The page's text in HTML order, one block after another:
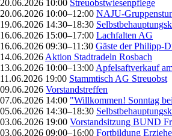
20.06.2026 10:00 Streuobstwiesenpflege
20.06.2026 10:00–12:00 NAJU-
19.06.2026 14:30–18:30
16.06.2026 15:00–17:00 Lachfalten AG
16.06.2026 09:30–11:30 Gäste der Philipp-
14.06.2026 Aktion Stadtradeln Rosbach
13.06.2026 10:00–13:00 Apfelsaftverkauf
11.06.2026 19:00 Stammtisch AG Streuobst
09.06.2026 Vorstandstreffen
07.06.2026 14:00 "Willkommen! Sonntag
05.06.2026 14:30–18:30
03.06.2026 19:00 Vorstandsitzung BUND
03.06.2026 09:00–16:00 Fortbildung